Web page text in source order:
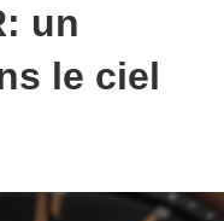
un
le ciel